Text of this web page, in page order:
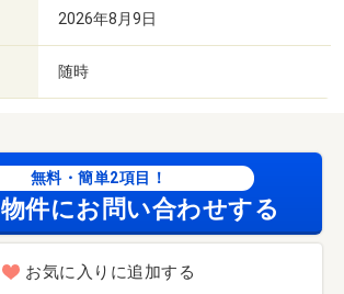
2026年8月9日
随時
無料・簡単2項目！
件にお問い合わせする
お気に入りに追加する